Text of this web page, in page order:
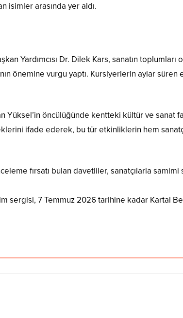
isimler arasında yer aldı.
Yardımcısı Dr. Dilek Kars, sanatın
önemine vurgu yaptı. Kursiyerlerin aylar
Yüksel’in öncülüğünde kentteki kültür ve sanat
ifade ederek, bu tür etkinliklerin hem
fırsatı bulan davetliler, sanatçılarla
sergisi, 7 Temmuz 2026 tarihine kadar Kartal